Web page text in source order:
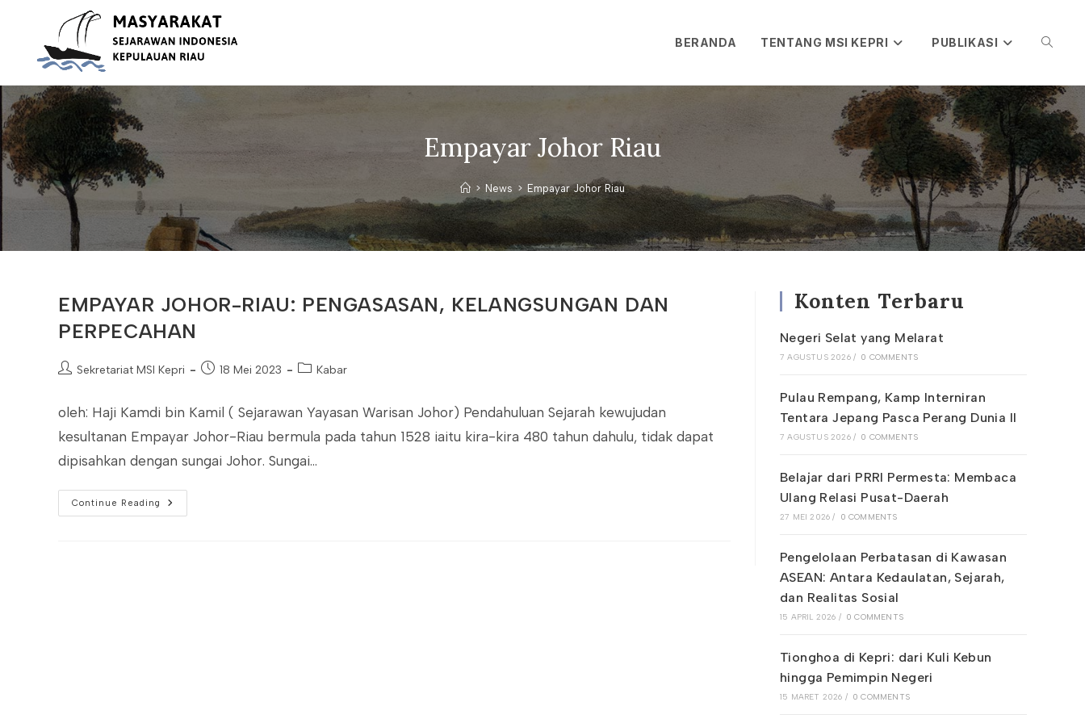
BERANDA TENTANG MSI KEPRI PUBLIKASI
SEARCH
Empayar Johor Riau
> News > Empayar Johor Riau
EMPAYAR JOHOR-RIAU: PENGASASAN, KELANGSUNGAN DAN
PERPECAHAN
PostSekretariat MSI Kepri
Post18 Mei 2023
PostKabar
oleh: Haji Kamdi bin Kamil ( Sejarawan Yayasan Warisan Johor) Pendahuluan Sejarah kewujudan
kesultanan Empayar Johor-Riau bermula pada tahun 1528 iaitu kira-kira 480 tahun dahulu, tidak dapat
dipisahkan dengan sungai Johor. Sungai…
Continue Reading
EMPAYAR
JOHOR-
Konten Terbaru
Negeri Selat yang Melarat
7 AGUSTUS 2026 / 0 COMMENTS
Pulau Rempang, Kamp Interniran
Tentara Jepang Pasca Perang Dunia II
7 AGUSTUS 2026 / 0 COMMENTS
Belajar dari PRRI Permesta: Membaca
Ulang Relasi Pusat-Daerah
27 MEI 2026 / 0 COMMENTS
Pengelolaan Perbatasan di Kawasan
ASEAN: Antara Kedaulatan, Sejarah,
dan Realitas Sosial
15 APRIL 2026 / 0 COMMENTS
Tionghoa di Kepri: dari Kuli Kebun
hingga Pemimpin Negeri
15 MARET 2026 / 0 COMMENTS